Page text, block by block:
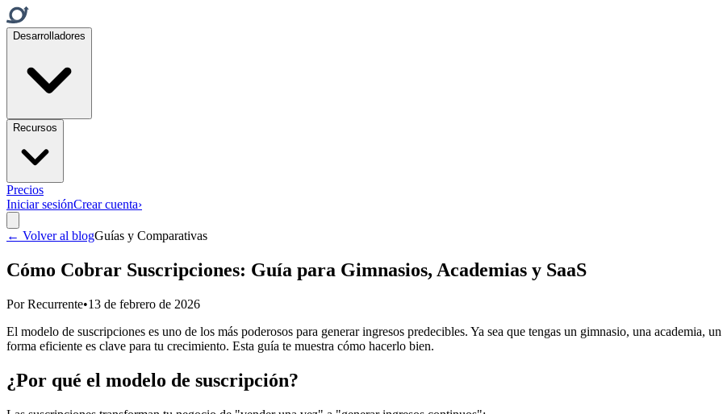
Desarrolladores
Recursos
Precios
Iniciar sesiónCrear cuenta›
← Volver al blogGuías y Comparativas
Cómo Cobrar Suscripciones: Guía para Gimnasios, Academias y SaaS
PorRecurrente•13 de febrero de 2026
El modelo de suscripciones es uno de los más poderosos para generar ingresos predecibles. Ya sea que tengas un gimnasio, una academia,
forma eficiente es clave para tu crecimiento. Esta guía te muestra cómo hacerlo bien.
¿Por qué el modelo de suscripción?